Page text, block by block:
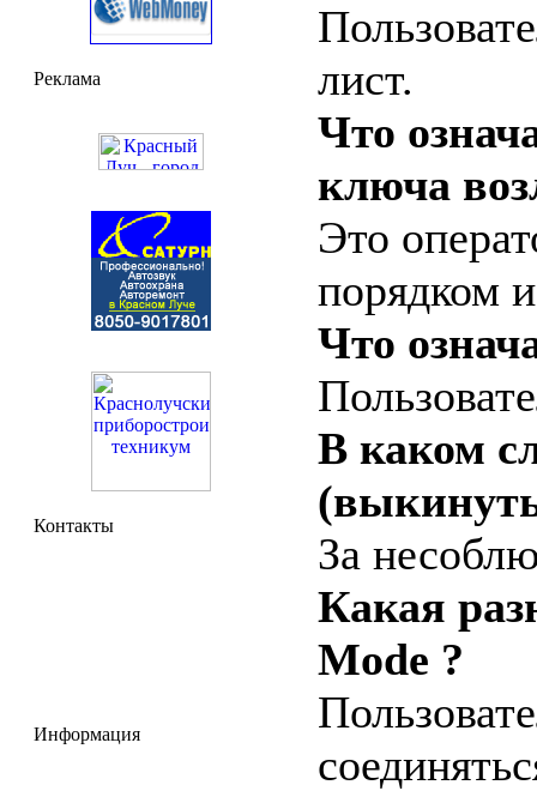
Реклама
Контакты
Информация
лист.
Что
ключа
Это
порядком
Что
В каком
За
Какая
Mode ?